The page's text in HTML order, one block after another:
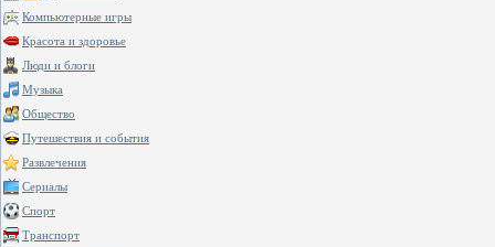
Компьютерные игры
Красота и здоровье
Люди и блоги
Музыка
Общество
Путешествия и события
Развлечения
Сериалы
Спорт
Транспорт